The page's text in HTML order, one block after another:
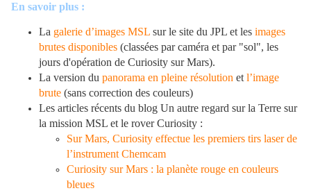
En savoir plus :
La galerie d’images MSL sur le site du JPL et les images
brutes disponibles (classées par caméra et par "sol", les
jours d'opération de Curiosity sur Mars).
La version du panorama en pleine résolution et l’image
brute (sans correction des couleurs)
Les articles récents du blog Un autre regard sur la Terre sur
la mission MSL et le rover Curiosity :
Sur Mars, Curiosity effectue les premiers tirs laser de
l’instrument Chemcam
Curiosity sur Mars : la planète rouge en couleurs
bleues